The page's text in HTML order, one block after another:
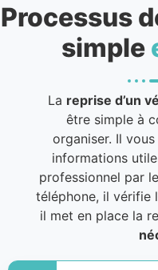
Processus
simple
La reprise d’un
être simple à
organiser. Il
informations
professionnel par
téléphone, il vérifie
il met en place la